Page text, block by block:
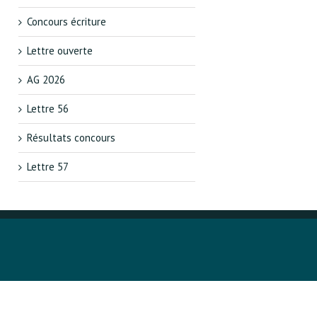
Concours écriture
Lettre ouverte
AG 2026
Lettre 56
Résultats concours
Lettre 57